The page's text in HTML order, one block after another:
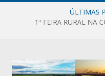
ÚLTIMAS
1ª FEIRA RURAL NA